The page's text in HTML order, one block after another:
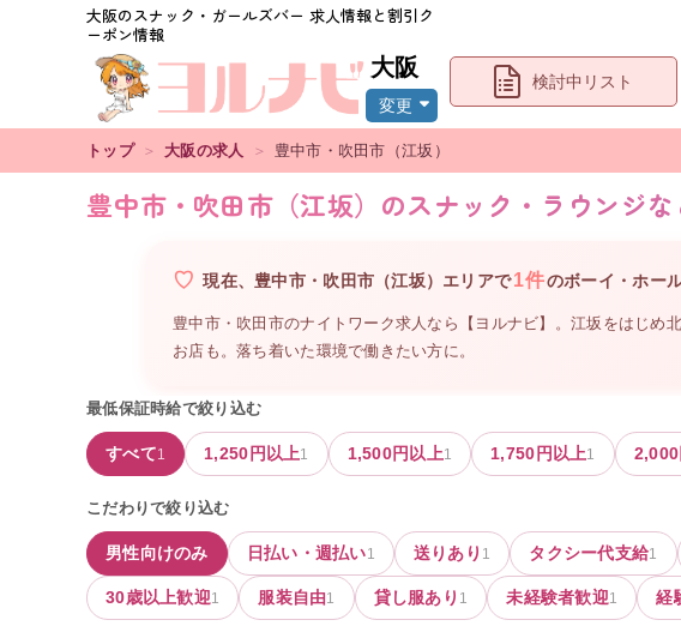
大阪のスナック・ガールズバー 求人情報と割引ク
ーポン情報
大阪
変更
検討中リスト
トップ ＞ 大阪の求人 ＞ 豊中市・吹田市（江坂）
豊中市・吹田市（江坂）のスナック・ラウンジ
現在、 豊中市・吹田市（江坂） エリアで1件のボーイ・ホー
豊中市・吹田市のナイトワーク求人なら【ヨルナビ】。江坂をはじ
お店も。落ち着いた環境で働きたい方に。
最低保証時給で絞り込む
すべて1 1,250 円以上1 1,500円以上1 1,750 円以上1 2,000
こだわりで絞り込む
男性向けのみ 日払い・週払い1 送りあり 1 タクシー代支給1
30歳以上歓迎1 服装自由1 貸し服あり 1 未経験者歓迎1 経